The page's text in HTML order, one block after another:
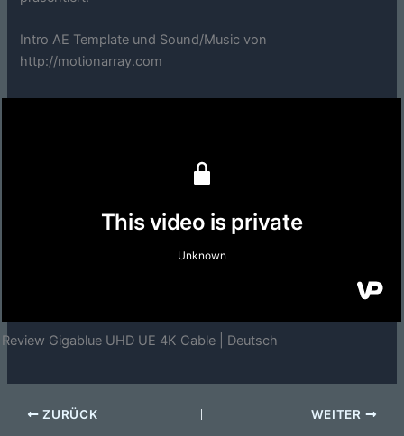
Intro AE Template und Sound/Music von
http://motionarray.com
Review Gigablue UHD UE 4K Cable | Deutsch
ZURÜCK WEITER